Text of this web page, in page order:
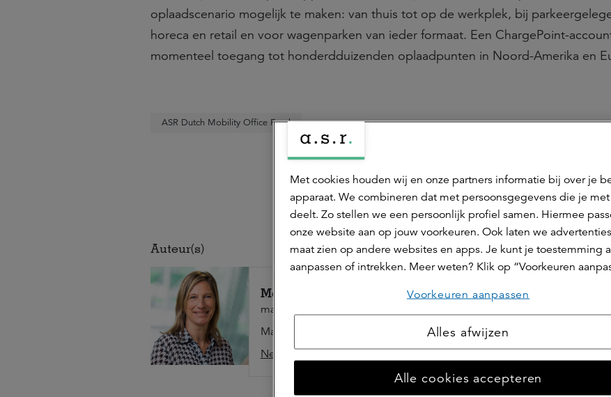
oplaadscenario mogelijk te maken: van thuis tot op de werkplek, bij
horeca en retail en voor wagenparken van ieder formaat. Een ChargePoint-
momenteel toegang tot honderdduizenden oplaadpunten in Noord-Amerika en
ASR Dutch Mobility Office Fund
Deel
Auteur(s)
Mariëlle Diddens
marketing & communicatie adviseur
Mariëlle is marketing & communicatie adviseur bij a.s.r. real assets.
Neem contact op
Met cookies houden wij en onze partners informatie bij over je
apparaat. We combineren dat met persoonsgegevens die je
deelt. Zo stellen we een persoonlijk profiel samen. Hiermee
onze website aan op jouw voorkeuren. Ook laten we
maat zien op andere websites en apps. Je kunt je toestemming
aanpassen of intrekken. Meer weten? Klik op “Voorkeuren
Voorkeuren aanpassen
Alles afwijzen
Alle cookies accepteren